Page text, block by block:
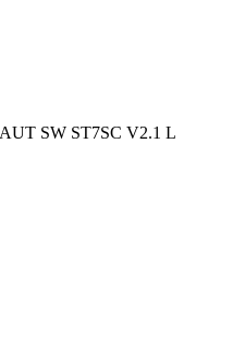
SW ST7SC V2.1 L